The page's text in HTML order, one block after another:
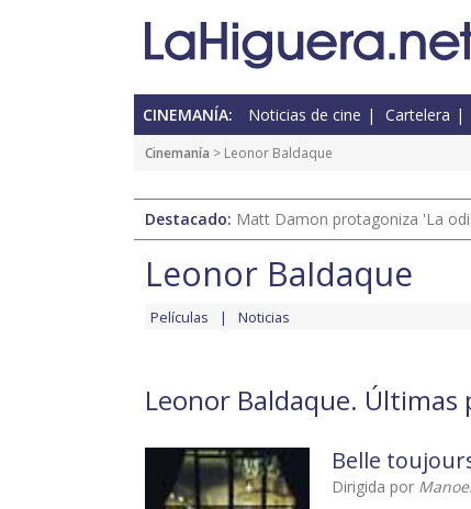
CINEMANÍA: Noticias de cine Cartelera
Cinemanía > Leonor Baldaque
Destacado: Matt Damon protagoniza 'La
Leonor Baldaque
Películas Noticias
Leonor Baldaque. Últimas
Belle
Dirigida por